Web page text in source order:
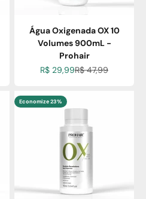
Água Oxigenada OX 10
Volumes 900mL -
Prohair
Preço promocional
R$ 29,99Preço normal
R$ 47,99
Economize 23%